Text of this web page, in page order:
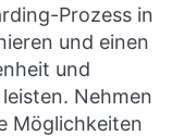
Prozess in
und einen
und
Nehmen
Möglichkeiten